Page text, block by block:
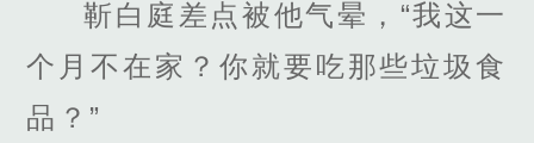
靳白庭差点被他气晕，“我这一
个月不在家？你就要吃那些垃圾食
品？”